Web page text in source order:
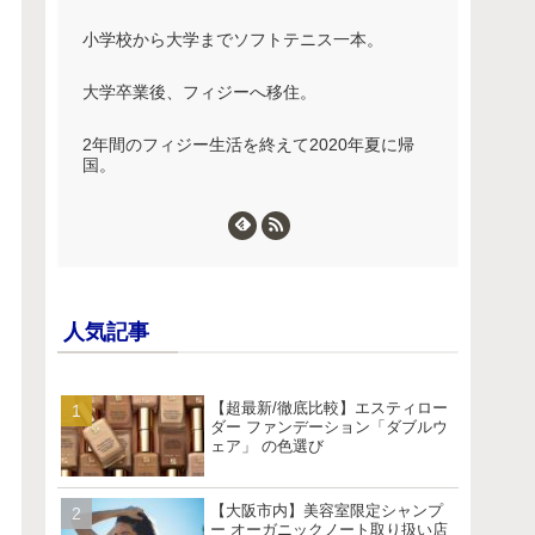
小学校から大学までソフトテニス一本。
大学卒業後、フィジーへ移住。
2年間のフィジー生活を終えて2020年夏に帰
国。
人気記事
【超最新/徹底比較】エスティロー
ダー ファンデーション「ダブルウ
ェア」 の色選び
【大阪市内】美容室限定シャンプ
ー オーガニックノート取り扱い店